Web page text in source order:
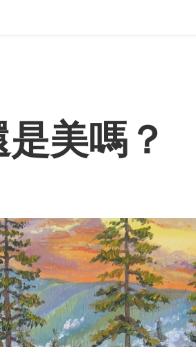
美嗎？